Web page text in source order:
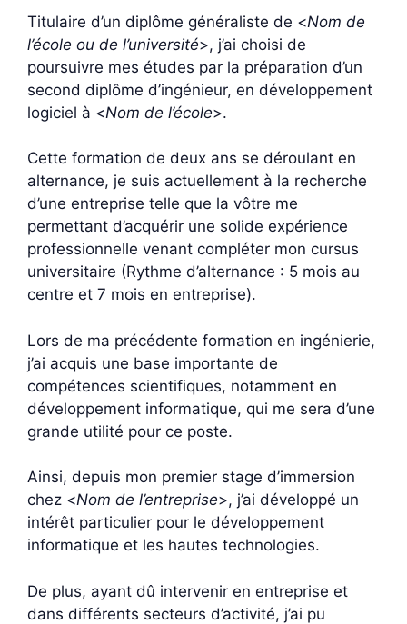
Titulaire d’un diplôme généraliste de <Nom de
l’école ou de l’université>, j’ai choisi de
poursuivre mes études par la préparation d’un
second diplôme d’ingénieur, en développement
logiciel à <Nom de l’école>.
Cette formation de deux ans se déroulant en
alternance, je suis actuellement à la recherche
d’une entreprise telle que la vôtre me
permettant d’acquérir une solide expérience
professionnelle venant compléter mon cursus
universitaire (Rythme d’alternance : 5 mois au
centre et 7 mois en entreprise).
Lors de ma précédente formation en ingénierie,
j’ai acquis une base importante de
compétences scientifiques, notamment en
développement informatique, qui me sera d’une
grande utilité pour ce poste.
Ainsi, depuis mon premier stage d’immersion
chez <Nom de l’entreprise>, j’ai développé un
intérêt particulier pour le développement
informatique et les hautes technologies.
De plus, ayant dû intervenir en entreprise et
dans différents secteurs d’activité, j’ai pu